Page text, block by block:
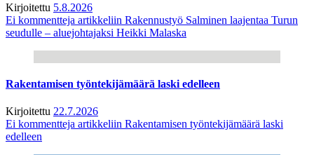
Kirjoitettu 5.8.2026
Ei kommentteja artikkeliin Rakennustyö Salminen laajentaa Turun
seudulle – aluejohtajaksi Heikki Malaska
Rakentamisen työntekijämäärä laski edelleen
Kirjoitettu 22.7.2026
Ei kommentteja artikkeliin Rakentamisen työntekijämäärä laski
edelleen